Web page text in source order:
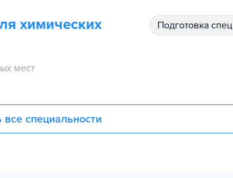
химических
подготовка
мест
все специальности